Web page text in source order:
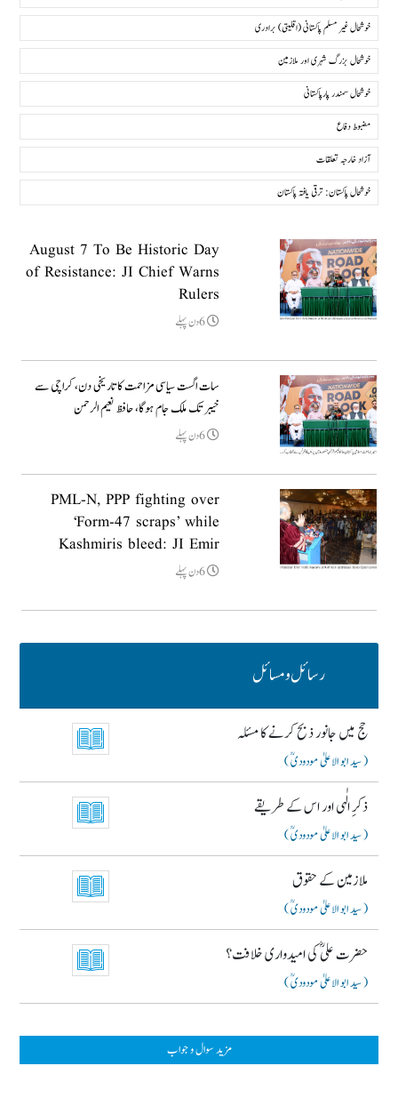
خوشحال غیر مسلم پاکستانی (اقلیتی) برادری
خوشحال بزرگ شہری اور ملازمین
خوشحال سمندر پارپاکستانی
مضبوط دفاع
آزاد خارجہ تعلقات
خوشحال پاکستان: ترقی یافتہ پاکستان
August 7 To Be Historic Day
of Resistance: JI Chief Warns
Rulers
6دن پہلے
سات اگست سیاسی مزاحمت کا تاریخی دن، کراچی سے
خیبر تک ملک جام ہوگا، حافظ نعیم الرحمن
6دن پہلے
PML-N, PPP fighting over
‘Form-47 scraps’ while
Kashmiris bleed: JI Emir
6دن پہلے
رسائل و مسائل
حج میں جانور ذبح کرنے کا مسئلہ
( سید ابو الاعلیٰ مودودیؒ )
ذکرِ الٰہی اور اس کے طریقے
( سید ابو الاعلیٰ مودودیؒ )
ملازمین کے حقوق
( سید ابو الاعلیٰ مودودیؒ )
حضرت علیؓ کی امیدواری خلافت؟
( سید ابو الاعلیٰ مودودیؒ )
مزید سوال و جواب